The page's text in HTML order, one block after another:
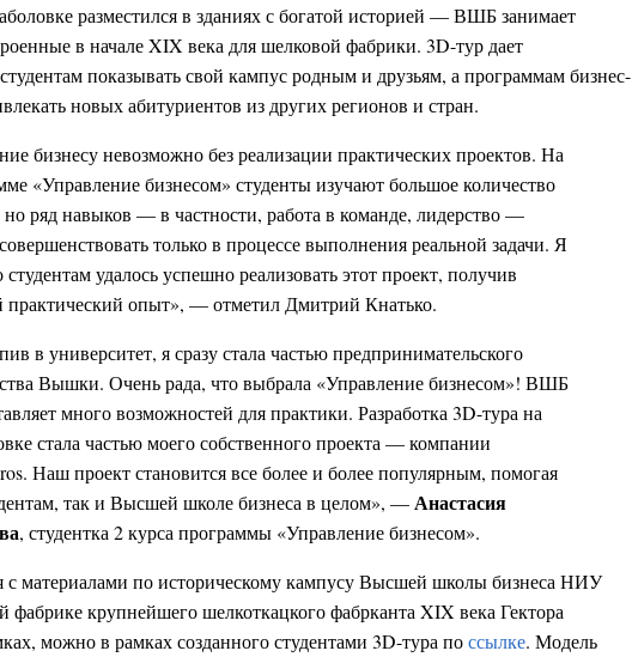
разместился в зданиях с богатой историей — ВШБ занимает
в начале XIX века для шелковой фабрики. 3D-тур дает
показывать свой кампус родным и друзьям, а программам бизнес-
новых абитуриентов из других регионов и стран.
бизнесу невозможно без реализации практических проектов. На
«Управление бизнесом» студенты изучают большое количество
но ряд навыков — в частности, работа в команде, лидерство —
только в процессе выполнения реальной задачи. Я
студентам удалось успешно реализовать этот проект, получив
опыт», — отметил Дмитрий Кнатько.
в университет, я сразу стала частью предпринимательского
Вышки. Очень рада, что выбрала «Управление бизнесом»! ВШБ
много возможностей для практики. Разработка 3D-тура на
стала частью моего собственного проекта — компании
Наш проект становится все более и более популярным, помогая
так и Высшей школе бизнеса в целом», —Анастасия
, студентка 2 курса программы «Управление бизнесом».
с материалами по историческому кампусу Высшей школы бизнеса НИУ
крупнейшего шелкоткацкого фабрканта XIX века Гектора
можно в рамках созданного студентами 3D-тура поссылке. Модель